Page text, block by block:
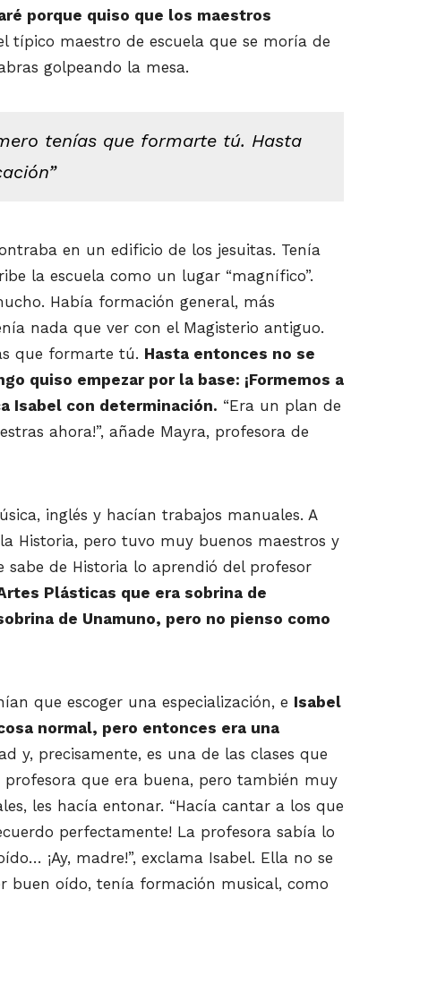
porque quiso que los maestros
típico maestro de escuela que se moría de
golpeando la mesa.
tenías que formarte tú. Hasta
en un edificio de los jesuitas. Tenía
la escuela como un lugar “magnífico”.
Había formación general, más
nada que ver con el Magisterio antiguo.
que formarte tú. Hasta entonces no se
quiso empezar por la base: ¡Formemos a
Isabel con determinación. “Era un plan de
ahora!”, añade Mayra, profesora de
inglés y hacían trabajos manuales. A
Historia, pero tuvo muy buenos maestros y
de Historia lo aprendió del profesor
Plásticas que era sobrina de
de Unamuno, pero no pienso como
que escoger una especialización, e Isabel
normal, pero entonces era una
y, precisamente, es una de las clases que
que era buena, pero también muy
les hacía entonar. “Hacía cantar a los que
perfectamente! La profesora sabía lo
¡Ay, madre!”, exclama Isabel. Ella no se
buen oído, tenía formación musical, como